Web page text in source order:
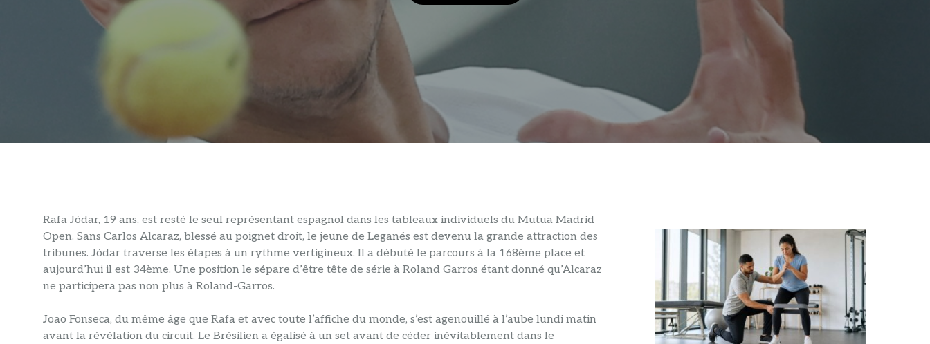
Rafa Jódar, 19 ans, est resté le seul représentant espagnol dans les tableaux individuels du Mutua Madrid
Open. Sans Carlos Alcaraz, blessé au poignet droit, le jeune de Leganés est devenu la grande attraction des
tribunes. Jódar traverse les étapes à un rythme vertigineux. Il a débuté le parcours à la 168ème place et
aujourd’hui il est 34ème. Une position le sépare d’être tête de série à Roland Garros étant donné qu’Alcaraz
ne participera pas non plus à Roland-Garros.
Joao Fonseca, du même âge que Rafa et avec toute l’affiche du monde, s’est agenouillé à l’aube lundi matin
avant la révélation du circuit. Le Brésilien a égalisé à un set avant de céder inévitablement dans le